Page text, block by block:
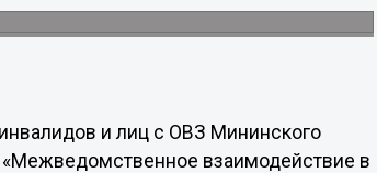
и лиц с ОВЗ Мининского
«Межведомственное взаимодействие в